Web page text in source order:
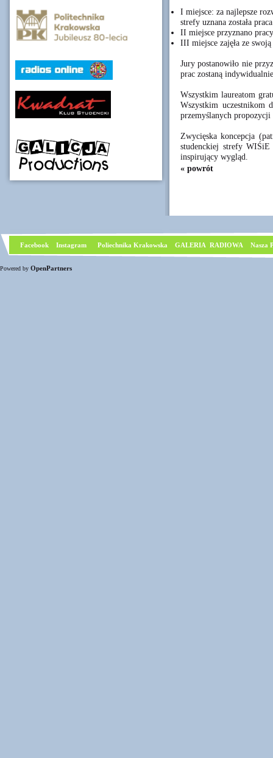
I miejsce: za najlepsze
strefy uznana została
II miejsce przyznano
III miejsce zajęła ze
Jury postanowiło nie
prac zostaną
Wszystkim laureatom
Wszystkim uczestnikom
przemyślanych propozycji
Zwycięska koncepcja
studenckiej strefy
inspirujący wygląd.
« powrót
Facebook Instagram Poliechnika Krakowska GALERIA RADIOWA Nasza
Powered by OpenPartners